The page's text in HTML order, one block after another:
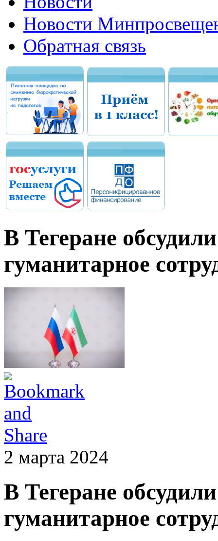
Новости
Обратная связь
В Тегеране
гуманитарное
2 марта 2024
В Тегеране
гуманитарное